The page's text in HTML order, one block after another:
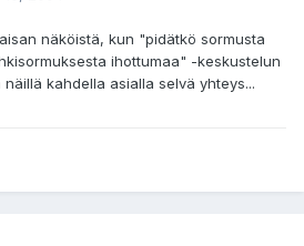
näköistä, kun "pidätkö sormusta
ihottumaa" -keskustelun
kahdella asialla selvä yhteys...